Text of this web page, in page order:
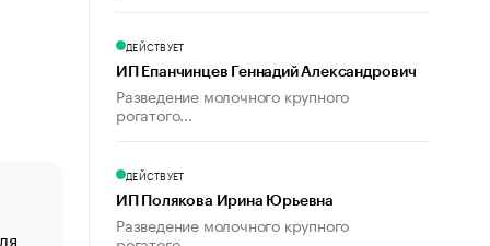
«От спорта тело стареет иначе». Как живет глава
ДЕЙСТВУЕТ
ИП Епанчинцев Геннадий Александрович
Разведение молочного крупного
рогатого...
ДЕЙСТВУЕТ
ИП Полякова Ирина Юрьевна
Разведение молочного крупного